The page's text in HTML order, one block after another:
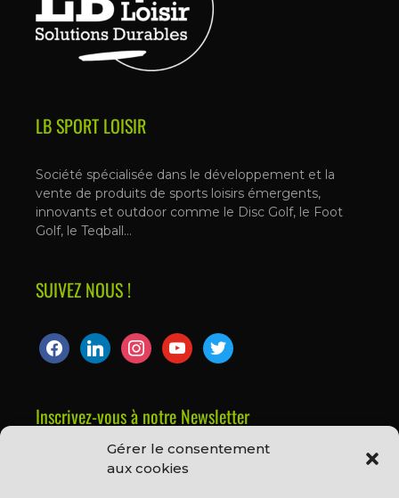
Gérer le consentement
aux cookies
LB SPORT LOISIR
Société spécialisée dans le développement et la
vente de produits de sports loisirs émergents,
innovants et outdoor comme le Disc Golf, le Foot
Golf, le Teqball…
SUIVEZ NOUS !
Inscrivez-vous à notre Newsletter
Prénom ou nom complet